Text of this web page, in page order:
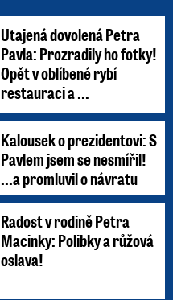
Utajená dovolená Petra
Pavla: Prozradily ho fotky!
Opět v oblíbené rybí
restauraci a ...
Kalousek o prezidentovi: S
Pavlem jsem se nesmířil!
...a promluvil o návratu
Radost v rodině Petra
Macinky: Polibky a růžová
oslava!